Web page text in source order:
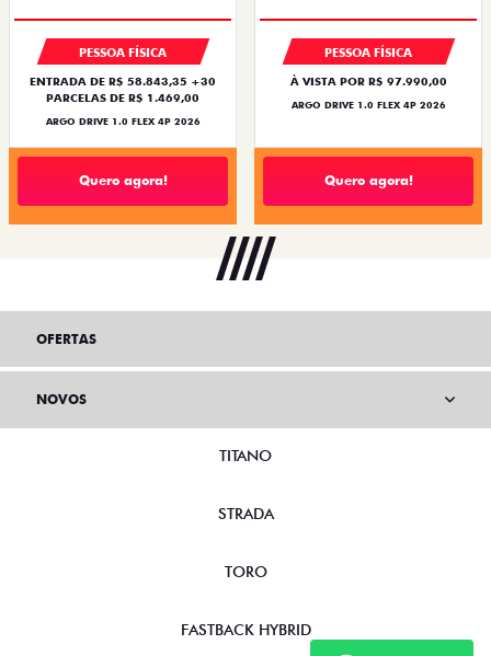
PESSOA FÍSICA
ENTRADA DE R$ 58.843,35 +30
PARCELAS DE R$ 1.469,00
ARGO DRIVE 1.0 FLEX 4P 2026
Quero agora!
PESSOA FÍSICA
À VISTA POR R$ 97.990,00
ARGO DRIVE 1.0 FLEX 4P 2026
Quero agora!
OFERTAS
NOVOS
TITANO
STRADA
TORO
FASTBACK HYBRID